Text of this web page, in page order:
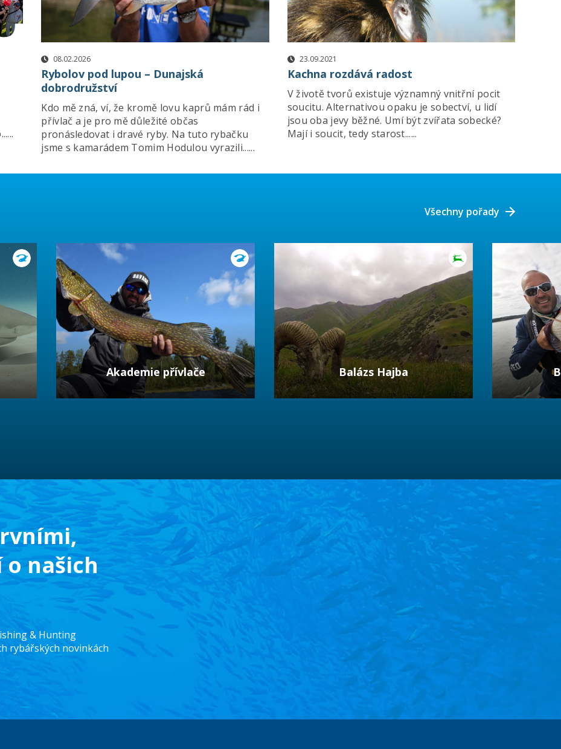
08.02.2026
Rybolov pod lupou – Dunajská
dobrodružství
Kdo mě zná, ví, že kromě lovu kaprů mám rád i
přívlač a je pro mě důležité občas
pronásledovat i dravé ryby. Na tuto rybačku
jsme s kamarádem Tomim Hodulou vyrazili......
23.09.2021
Kachna rozdává radost
V životě tvorů existuje významný vnitřní pocit
soucitu. Alternativou opaku je sobectví, u lidí
jsou oba jevy běžné. Umí být zvířata sobecké?
Mají i soucit, tedy starost......
Všechny pořady
Akademie přívlače Balázs Hajba
o našich
& Hunting
rybářských novinkách